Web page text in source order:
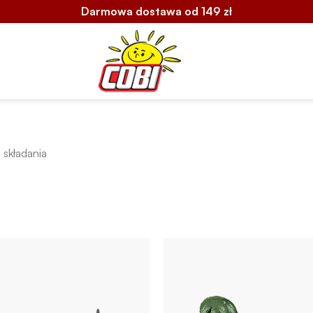
Darmowa dostawa od 149 zł